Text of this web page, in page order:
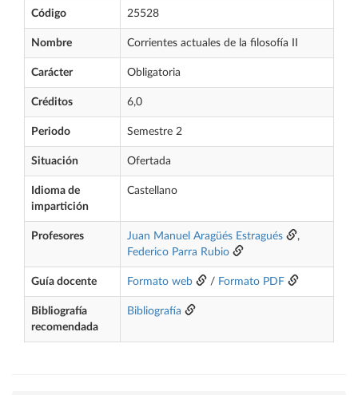
Código 25528
Nombre Corrientes actuales de la filosofía II
Carácter Obligatoria
Créditos 6,0
Periodo Semestre 2
Situación Ofertada
Idioma de
impartición
Castellano
Profesores Juan Manuel Aragüés Estragués
,
Federico Parra Rubio
Guía docente Formato web / Formato PDF
Bibliografía
recomendada
Bibliografía